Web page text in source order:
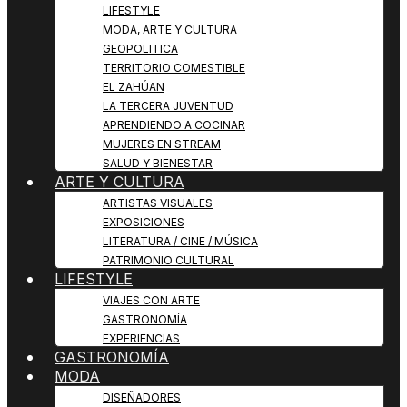
LIFESTYLE
MODA, ARTE Y CULTURA
GEOPOLITICA
TERRITORIO COMESTIBLE
EL ZAHÚAN
LA TERCERA JUVENTUD
APRENDIENDO A COCINAR
MUJERES EN STREAM
SALUD Y BIENESTAR
ARTE Y CULTURA
ARTISTAS VISUALES
EXPOSICIONES
LITERATURA / CINE / MÚSICA
PATRIMONIO CULTURAL
LIFESTYLE
VIAJES CON ARTE
GASTRONOMÍA
EXPERIENCIAS
GASTRONOMÍA
MODA
DISEÑADORES